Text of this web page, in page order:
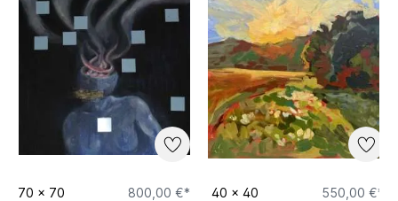
70 x 70
800,00 €*
40 x 40
550,00 €*